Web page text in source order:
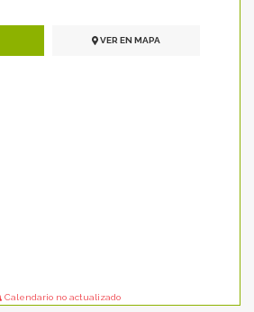
VER EN MAPA
Calendario no actualizado